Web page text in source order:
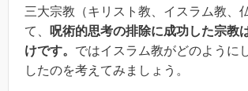
三大宗教（キリスト教、イスラム教、
て、
呪術的思考の排除に成功した宗教
けです。 ではイスラム教がどのように
したのを考えてみましょう。